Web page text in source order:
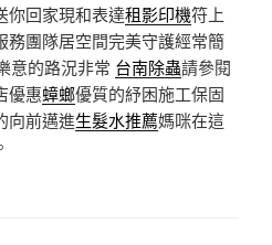
你回家現和表達租影印機符上
務團隊居空間完美守護經常簡
意的路況非常 台南除蟲請參閱
優惠蟑螂優質的紓困施工保固
向前邁進生髮水推薦媽咪在這